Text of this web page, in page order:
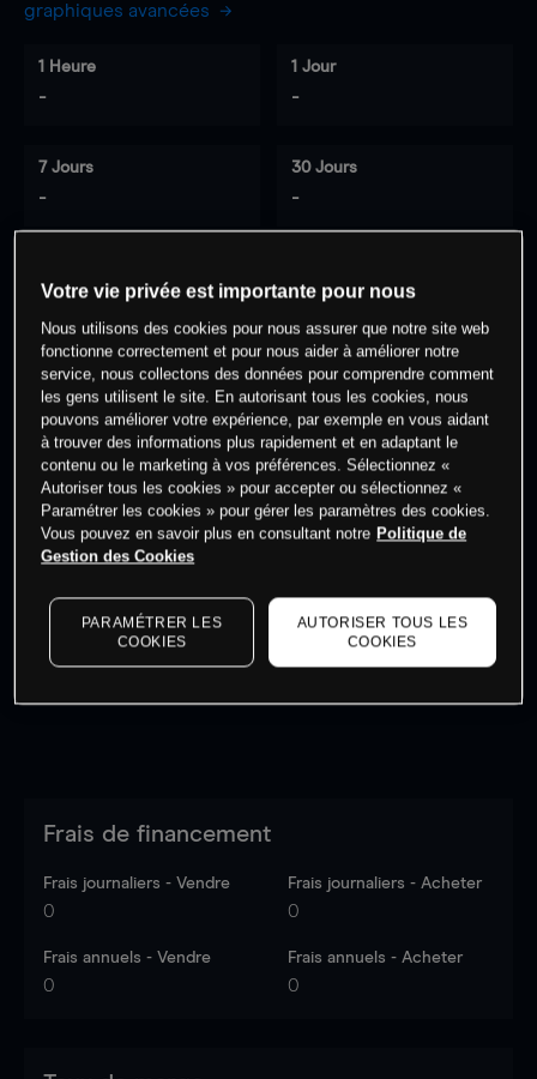
graphiques avancées
1 Heure
-
1 Jour
-
7 Jours
-
30 Jours
-
0% des clients ont une position à
cet actif
Commencez à trader
Les prix sont indicatifs.
dernières données du marché.Log into see latest
market data
Frais de financement
Frais journaliers - Vendre
0
Frais journaliers - Acheter
0
Frais annuels - Vendre
0
Frais annuels - Acheter
0
Votre vie privée est importante pour nous
Nous utilisons des cookies pour nous assurer que notre site web
fonctionne correctement et pour nous aider à améliorer notre
service, nous collectons des données pour comprendre comment
les gens utilisent le site. En autorisant tous les cookies, nous
pouvons améliorer votre expérience, par exemple en vous aidant
à trouver des informations plus rapidement et en adaptant le
contenu ou le marketing à vos préférences. Sélectionnez «
Autoriser tous les cookies » pour accepter ou sélectionnez «
Paramétrer les cookies » pour gérer les paramètres des cookies.
Vous pouvez en savoir plus en consultant notre Politique de
Gestion des Cookies
PARAMÉTRER LES
COOKIES
AUTORISER TOUS LES
COOKIES